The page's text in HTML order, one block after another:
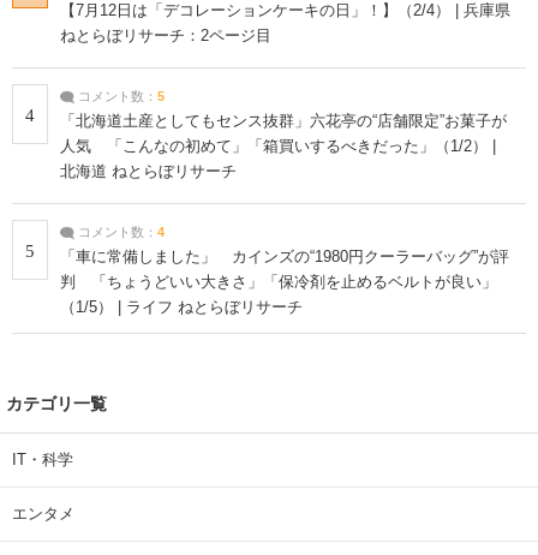
【7月12日は「デコレーションケーキの日」！】（2/4） | 兵庫県
ねとらぼリサーチ：2ページ目
4
コメント数： 5
「北海道土産としてもセンス抜群」六花亭の“店舗限定”お菓子が
人気 「こんなの初めて」「箱買いするべきだった」（1/2） |
北海道 ねとらぼリサーチ
5
コメント数： 4
「車に常備しました」 カインズの“1980円クーラーバッグ”が評
判 「ちょうどいい大きさ」「保冷剤を止めるベルトが良い」
（1/5） | ライフ ねとらぼリサーチ
カテゴリ一覧
IT・科学
エンタメ